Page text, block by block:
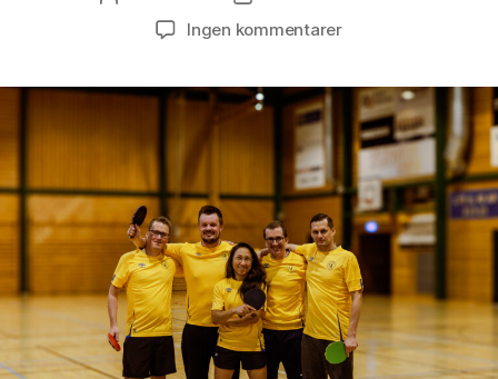
Ingen kommentarertil
for
en
debut!